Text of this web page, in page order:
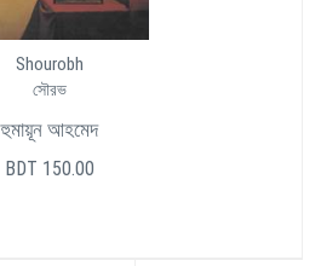
Shourobh
সৌরভ
হুমায়ূন আহমেদ
BDT 150.00